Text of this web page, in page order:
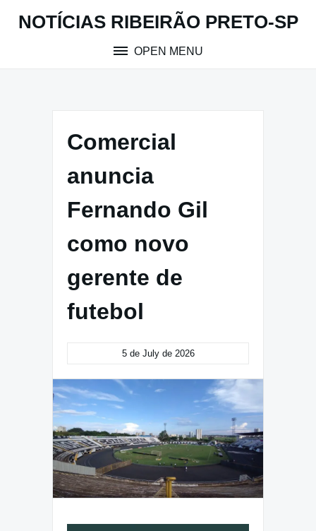
NOTÍCIAS RIBEIRÃO PRETO-SP
OPEN MENU
Comercial
anuncia
Fernando Gil
como novo
gerente de
futebol
5 de July de 2026